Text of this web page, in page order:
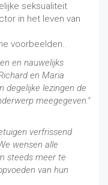
seksualiteit
in het leven van
voorbeelden..
en nauwelijks
en Maria
degelijke lezingen de
meegegeven."
verfrissend
wensen alle
steeds meer te
van hun